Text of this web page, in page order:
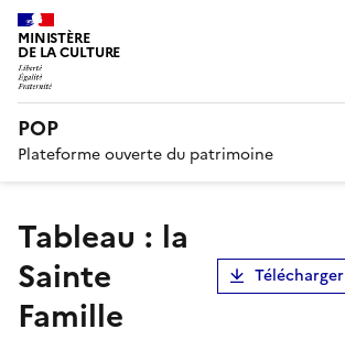
MINISTÈRE
DE LA CULTURE
POP
Plateforme ouverte du patrimoine
Tableau : la
Sainte
Famille
Télécharger